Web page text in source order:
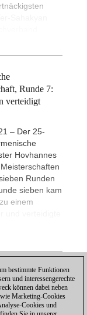
Runde 7:
verteidigt
– Der 25-
Hovhannes
Runden
sieben kam
einem
bestimmte Funktionen
und interessengerechte
können dabei neben
Marketing-Cookies
Cookies und